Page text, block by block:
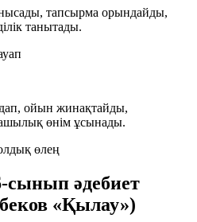
тапсырма орындайды,
танытады.
ойын жинақтайды,
өнім ұсынады.
өлең
сынып әдебиет
«Қылау»)